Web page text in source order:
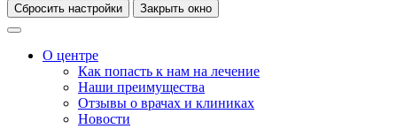
Сбросить настройки Закрыть окно
О центре
Как попасть к нам на лечение
Наши преимущества
Отзывы о врачах и клиниках
Новости